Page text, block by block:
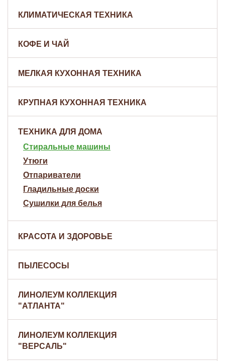
КЛИМАТИЧЕСКАЯ ТЕХНИКА
КОФЕ И ЧАЙ
МЕЛКАЯ КУХОННАЯ ТЕХНИКА
КРУПНАЯ КУХОННАЯ ТЕХНИКА
ТЕХНИКА ДЛЯ ДОМА
Стиральные машины
Утюги
Отпариватели
Гладильные доски
Сушилки для белья
КРАСОТА И ЗДОРОВЬЕ
ПЫЛЕСОСЫ
ЛИНОЛЕУМ КОЛЛЕКЦИЯ
"АТЛАНТА"
ЛИНОЛЕУМ КОЛЛЕКЦИЯ
"ВЕРСАЛЬ"